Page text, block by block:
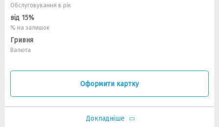
Обслуговування в рік
від 15%
% на залишок
Гривня
Валюта
Оформити картку
Докладніше